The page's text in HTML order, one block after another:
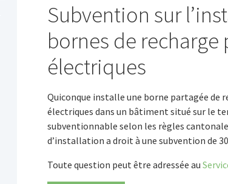
Subvention sur
bornes de
électriques
Quiconque installe une borne partagée de
électriques dans un bâtiment situé sur le
subventionnable selon les règles
d’installation a droit à une subvention de
Toute question peut être adressée au